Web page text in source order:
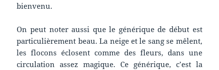
bienvenu.
On peut noter aussi que le générique de début est
particulièrement beau. La neige et le sang se mêlent,
les flocons éclosent comme des fleurs, dans une
circulation assez magique. Ce générique, c’est la